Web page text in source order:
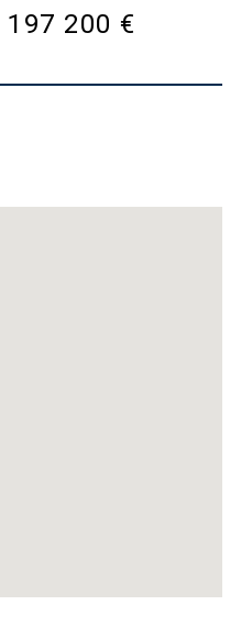
197 200 €